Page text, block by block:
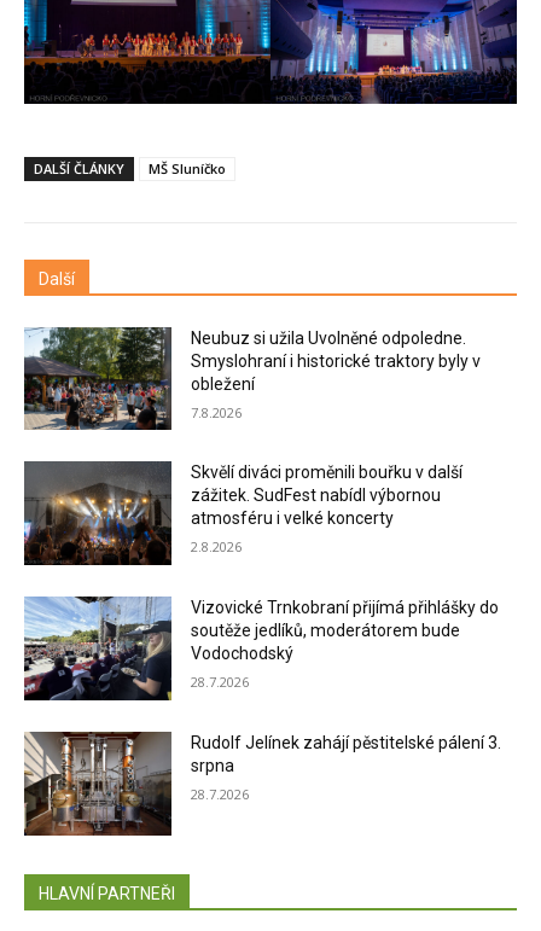
DALŠÍ ČLÁNKY MŠ Sluníčko
Další
Neubuz si užila Uvolněné odpoledne.
Smyslohraní i historické traktory byly v
obležení
7.8.2026
Skvělí diváci proměnili bouřku v další
zážitek. SudFest nabídl výbornou
atmosféru i velké koncerty
2.8.2026
Vizovické Trnkobraní přijímá přihlášky do
soutěže jedlíků, moderátorem bude
Vodochodský
28.7.2026
Rudolf Jelínek zahájí pěstitelské pálení 3.
srpna
28.7.2026
HLAVNÍ PARTNEŘI